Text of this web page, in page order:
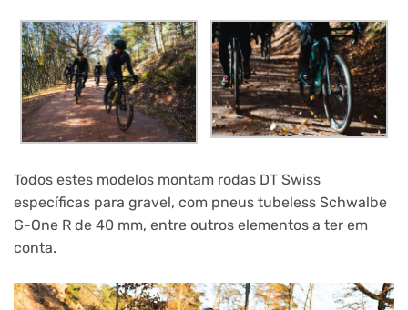
Todos estes modelos montam rodas DT Swiss
específicas para gravel, com pneus tubeless Schwalbe
G-One R de 40 mm, entre outros elementos a ter em
conta.